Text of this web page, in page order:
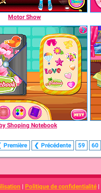
Motor Show
Shoping Notebook
Première ❮ Précédente 59 60
| Politique de confidentialité |